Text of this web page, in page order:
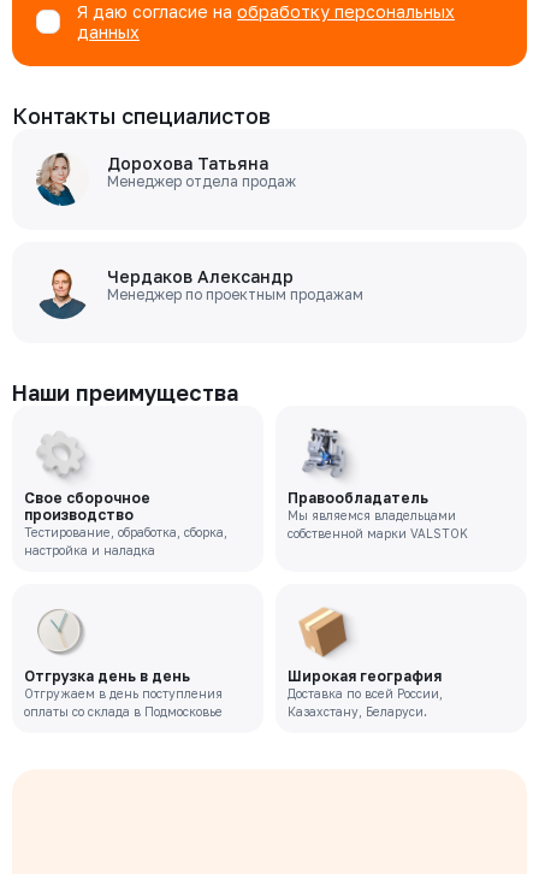
Я даю согласие на обработку персональных
данных
Контакты специалистов
Дорохова Татьяна
Менеджер отдела продаж
Чердаков Александр
Менеджер по проектным продажам
Наши преимущества
Свое сборочное
производство
Тестирование, обработка, сборка,
настройка и наладка
Правообладатель
Мы являемся владельцами
собственной марки VALSTOK
Отгрузка день в день
Отгружаем в день поступления
оплаты со склада в Подмосковье
Широкая география
Доставка по всей России,
Казахстану, Беларуси.